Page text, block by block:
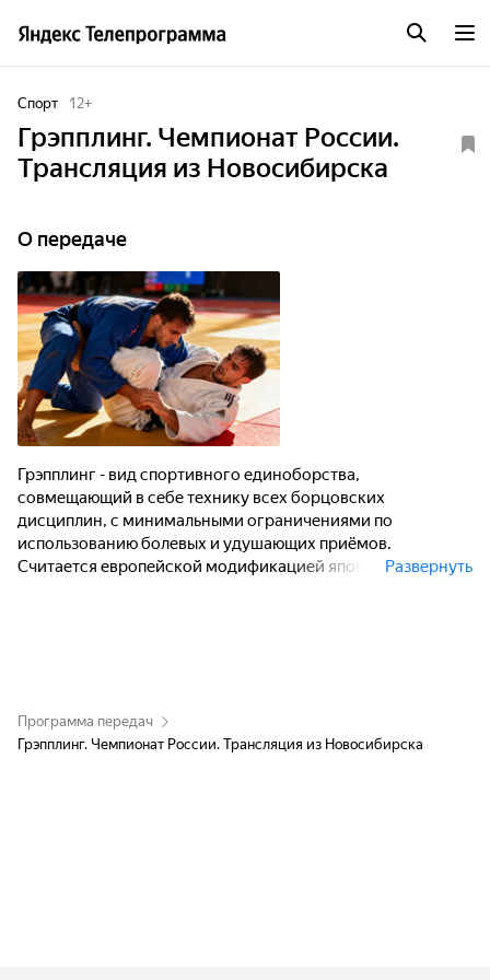
Спорт 12+
Грэпплинг. Чемпионат России.
Трансляция из Новосибирска
О передаче
Грэпплинг - вид спортивного единоборства,
совмещающий в себе технику всех борцовских
дисциплин, с минимальными ограничениями по
использованию болевых и удушающих приёмов.
Считается европейской модификацией японской борьбы
Развернуть
Программа передач
Грэпплинг. Чемпионат России. Трансляция из Новосибирска